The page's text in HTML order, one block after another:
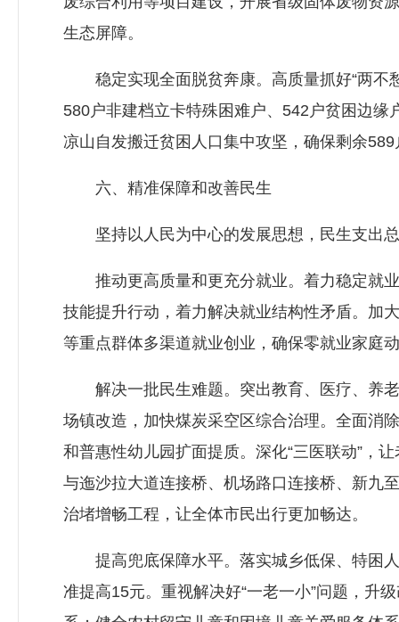
生态屏障。
稳定实现全面脱贫奔康。高质量抓好“两不
580户非建档立卡特殊困难户、542户贫困边
凉山自发搬迁贫困人口集中攻坚，确保剩余
六、精准保障和改善民生
坚持以人民为中心的发展思想，民生支出总
推动更高质量和更充分就业。着力稳定就业
技能提升行动，着力解决就业结构性矛盾。加
等重点群体多渠道就业创业，确保零就业家庭
解决一批民生难题。突出教育、医疗、养老
场镇改造，加快煤炭采空区综合治理。全面消
和普惠性幼儿园扩面提质。深化“三医联动”，
与迤沙拉大道连接桥、机场路口连接桥、新九
治堵增畅工程，让全体市民出行更加畅达。
提高兜底保障水平。落实城乡低保、特困人
准提高15元。重视解决好“一老一小”问题，升